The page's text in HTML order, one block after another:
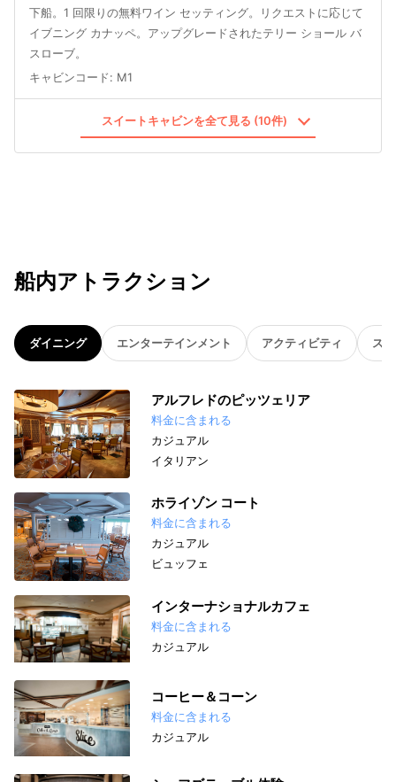
下船。1 回限りの無料ワイン セッティング。リクエストに応じて
イブニング カナッペ。アップグレードされたテリー ショール バ
スローブ。
キャビンコード: M1
スイートキャビンを全て見る (10件)
船内アトラクション
ダイニング エンターテインメント アクティビティ ス
アルフレドのピッツェリア
料金に含まれる
カジュアル
イタリアン
ホライゾン コート
料金に含まれる
カジュアル
ビュッフェ
インターナショナルカフェ
料金に含まれる
カジュアル
コーヒー＆コーン
料金に含まれる
カジュアル